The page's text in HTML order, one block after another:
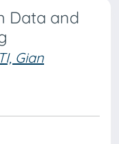
Data and
Gian